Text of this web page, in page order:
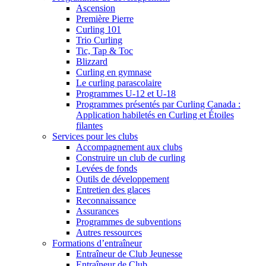
Ascension
Première Pierre
Curling 101
Trio Curling
Tic, Tap & Toc
Blizzard
Curling en gymnase
Le curling parascolaire
Programmes U-12 et U-18
Programmes présentés par Curling Canada :
Application habiletés en Curling et Étoiles
filantes
Services pour les clubs
Accompagnement aux clubs
Construire un club de curling
Levées de fonds
Outils de développement
Entretien des glaces
Reconnaissance
Assurances
Programmes de subventions
Autres ressources
Formations d’entraîneur
Entraîneur de Club Jeunesse